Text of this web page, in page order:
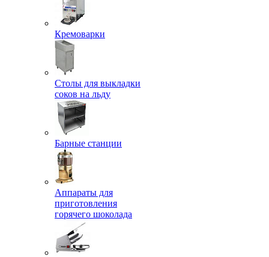
Кремоварки
Столы для выкладки
соков на льду
Барные станции
Аппараты для
приготовления
горячего шоколада